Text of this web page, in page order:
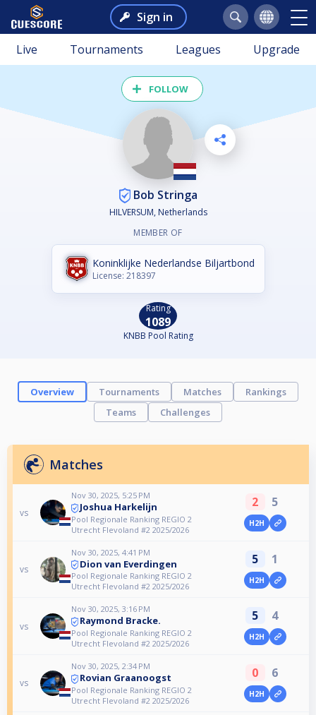
Sign in
Live Tournaments Leagues Upgrade
FOLLOW
Bob Stringa
HILVERSUM, Netherlands
MEMBER OF
Koninklijke Nederlandse Biljartbond
License: 218397
Rating
1089
KNBB Pool Rating
Overview Tournaments Matches
Rankings
Teams
Challenges
Matches
vs
Nov 30, 2025, 5:25 PM
Joshua Harkelijn
Pool Regionale Ranking REGIO 2
Utrecht Flevoland #2 2025/2026
2 5
H2H
vs
Nov 30, 2025, 4:41 PM
Dion van Everdingen
Pool Regionale Ranking REGIO 2
Utrecht Flevoland #2 2025/2026
5 1
H2H
vs
Nov 30, 2025, 3:16 PM
Raymond Bracke.
Pool Regionale Ranking REGIO 2
Utrecht Flevoland #2 2025/2026
5 4
H2H
vs
Nov 30, 2025, 2:34 PM
Rovian Graanoogst
Pool Regionale Ranking REGIO 2
Utrecht Flevoland #2 2025/2026
0 6
H2H